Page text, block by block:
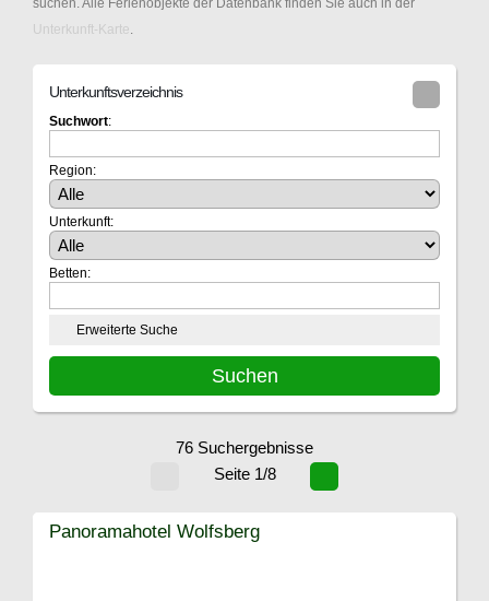
Unterkunft-Karte
Unterkunftsverzeichnis
Suchwort:
Region:
Unterkunft:
Betten:
Erweiterte Suche
76 Suchergebnisse
Seite 1/8
Panoramahotel Wolfsberg